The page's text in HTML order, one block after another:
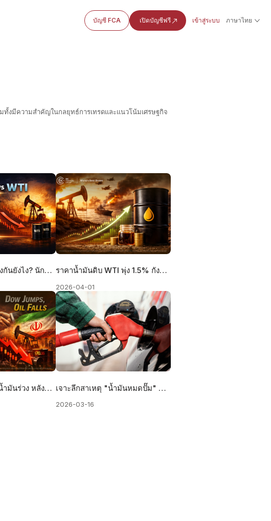
บัญชี FCA เปิดบัญชีฟรี เข้าสู่ระบบ ภาษาไทย
งมีความสำคัญในกลยุทธ์การเทรดและแนวโน้มเศรษฐกิจ
Brent vs WTI ต่างกันยังไง? นักลงทุนควรดูตัวไหน? ราคาน้ำมันดิบ WTI พุ่ง 1.5% กังวลสงครามอิหร่าน
2026-04-01
Dow พุ่ง 300 จุด น้ำมันร่วง หลังข่าวสหรัฐส่งแผนสันติภาพให้อิหร่าน เจาะลึกสาเหตุ "น้ำมันหมดปั๊ม" ต่างจังหวัดเกิดจากอะไร? มีวิธีรับมืออย่างไร?
2026-03-16